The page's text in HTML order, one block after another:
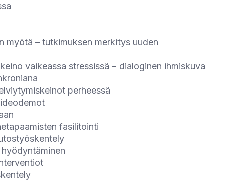
– tutkimuksen merkitys uuden
vaikeassa stressissä – dialoginen ihmiskuva
perheessä
fasilitointi